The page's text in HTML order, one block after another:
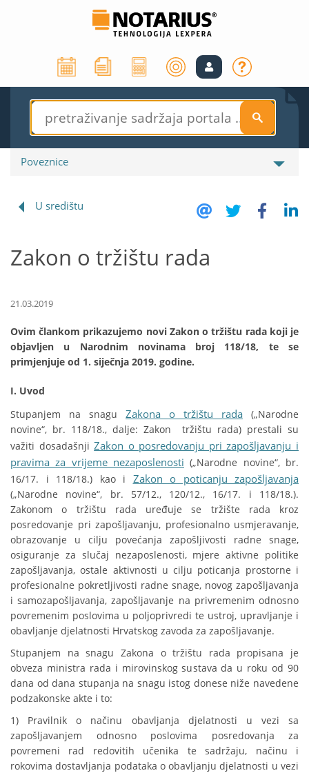
S
Poveznice
U središtu
Zakon o tržištu rada
21.03.2019
Ovim člankom prikazujemo novi Zakon o tržištu rada koji je
objavljen u Narodnim novinama broj 118/18, te se
primjenjuje od 1. siječnja 2019. godine.
I. Uvod
Stupanjem na snagu Zakona o tržištu rada („Narodne
novine“, br. 118/18., dalje: Zakon tržištu rada) prestali su
važiti dosadašnjiZakon o posredovanju pri zapošljavanju i
pravima za vrijeme nezaposlenosti („Narodne novine“, br.
16/17. i 118/18.) kao i Zakon o poticanju zapošljavanja
(„Narodne novine“, br. 57/12., 120/12., 16/17. i 118/18.).
Zakonom o tržištu rada uređuje se tržište rada kroz
posredovanje pri zapošljavanju, profesionalno usmjeravanje,
obrazovanje u cilju povećanja zapošljivosti radne snage,
osiguranje za slučaj nezaposlenosti, mjere aktivne politike
zapošljavanja, ostale aktivnosti u cilju poticanja prostorne i
profesionalne pokretljivosti radne snage, novog zapošljavanja
i samozapošljavanja, zapošljavanje na privremenim odnosno
povremenim poslovima u poljoprivredi te ustroj, upravljanje i
obavljanje djelatnosti Hrvatskog zavoda za zapošljavanje.
Stupanjem na snagu Zakona o tržištu rada propisana je
obveza ministra rada i mirovinskog sustava da u roku od 90
dana od dana stupanja na snagu istog donese niže navedene
podzakonske akte i to:
1) Pravilnik o načinu obavljanja djelatnosti u vezi sa
zapošljavanjem odnosno poslovima posredovanja za
povremeni rad redovitih učenika te sadržaju, načinu i
rokovima dostavljanja podataka o obavljanju djelatnosti u vezi